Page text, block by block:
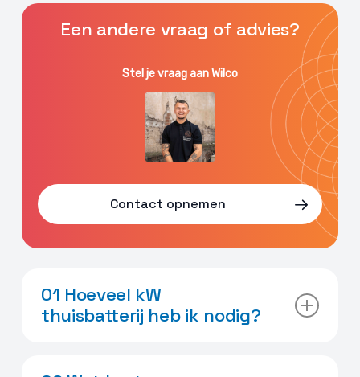
01 Hoeveel kW
thuisbatterij heb ik nodig?
Een andere vraag of advies?
Stel je vraag aan Wilco
Contact opnemen